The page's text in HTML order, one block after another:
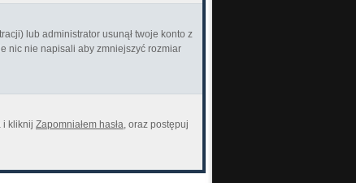
lub administrator usunął twoje konto z
nic nie napisali aby zmniejszyć rozmiar
i kliknij Zapomniałem hasła, oraz postępuj